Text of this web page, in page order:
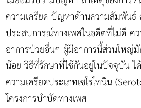
ความเครียด ปัญหาด้านความสัมพันธ์
ประสบการณ์ทางเพศในอดีตที่ไม่ดี ค
อาการป่วยอื่นๆ ผู้มีอาการนี้ส่วนใหญ่
น้อย วิธีที่รักษาที่ใช้กันอยู่ในปัจจุบัน ไ
ความเครียดประเภทเซโรโทนิน
โครงการบำบัดทางเพศ